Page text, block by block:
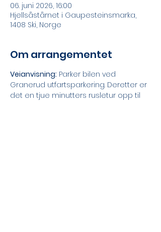
06. juni 2026, 16:00
Hjellsåstårnet i Gaupesteinsmarka,
1408 Ski, Norge
Om arrangementet
Veianvisning: Parker bilen ved
Granerud utfartsparkering. Deretter er
det en tjue minutters rusletur opp til